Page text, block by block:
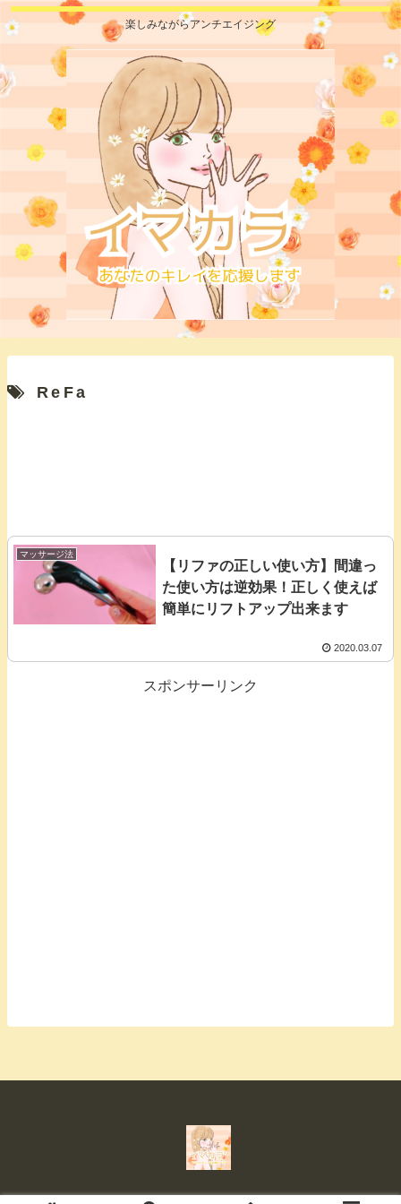
楽しみながらアンチエイジング
ReFa
マッサージ法
【リファの正しい使い方】間違っ
た使い方は逆効果！正しく使えば
簡単にリフトアップ出来ます
2020.03.07
スポンサーリンク